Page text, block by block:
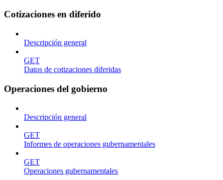
Cotizaciones en diferido
Descripción general
GET
Datos de cotizaciones diferidas
Operaciones del gobierno
Descripción general
GET
Informes de operaciones gubernamentales
GET
Operaciones gubernamentales